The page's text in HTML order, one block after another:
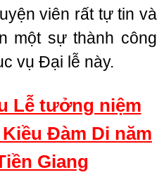
viên rất tự tin và
một sự thành công
vụ Đại lễ này.
Lễ tưởng niệm
Đàm Di năm
Giang